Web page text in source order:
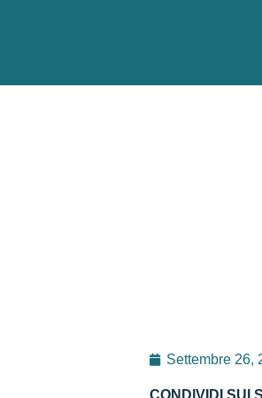
Settembre 26,
CONDIVIDI SUI